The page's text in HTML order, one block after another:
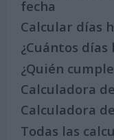
fecha
Calcular días
¿Cuántos días
¿Quién
Calculadora
Calculadora
Todas las